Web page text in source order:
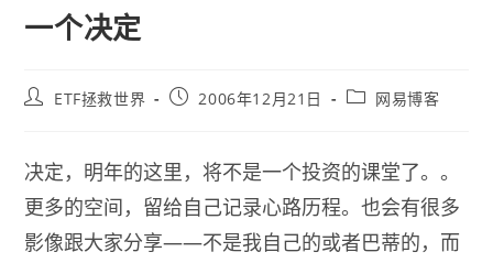
一个决定
PostETF拯救世界
Post2006年12月21日
Post网易博客
决定，明年的这里，将不是一个投资的课堂了。。
更多的空间，留给自己记录心路历程。也会有很多
影像跟大家分享——不是我自己的或者巴蒂的，而